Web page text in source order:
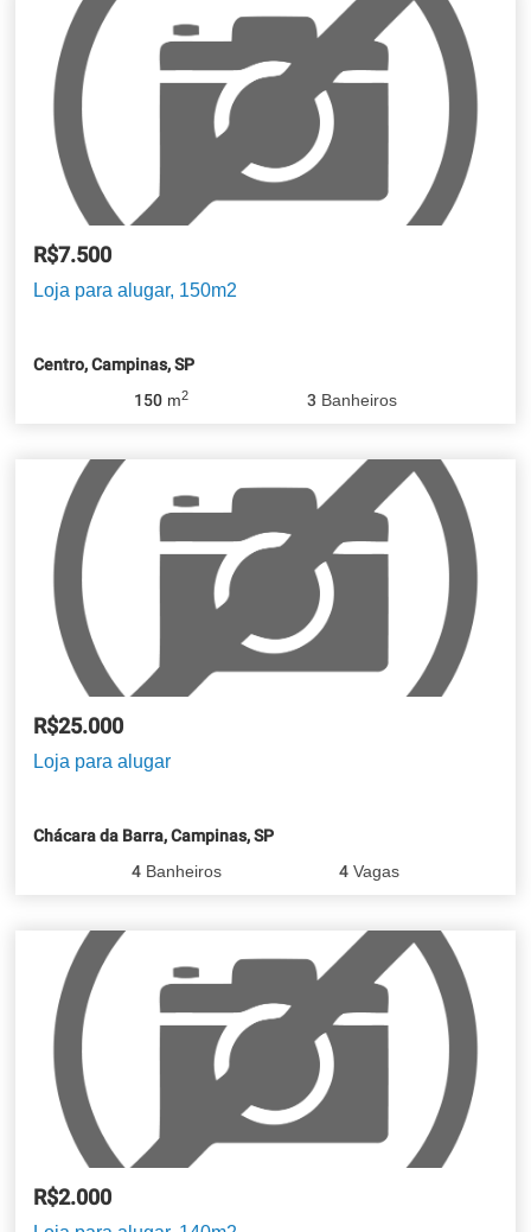
R$7.500
Loja para alugar, 150m2
Centro, Campinas, SP
150 m2 3 Banheiros
R$25.000
Loja para alugar
Chácara da Barra, Campinas, SP
4 Banheiros 4Vagas
R$2.000